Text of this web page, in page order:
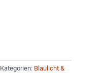
Kategorien: Blaulicht &